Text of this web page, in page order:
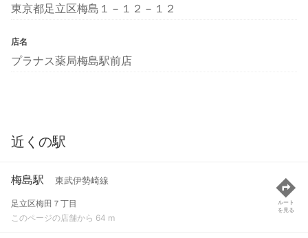
東京都足立区梅島１－１２－１２
店名
プラナス薬局梅島駅前店
近くの駅
梅島駅 東武伊勢崎線
足立区梅田７丁目
このページの店舗から 64 m
ルート
を見る